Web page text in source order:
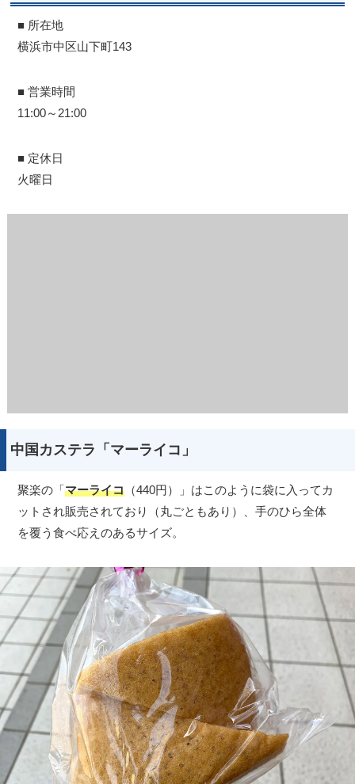
■ 所在地
横浜市中区山下町143
■ 営業時間
11:00～21:00
■ 定休日
火曜日
中国カステラ「マーライコ」
聚楽の「マーライコ （440円）」はこのように袋に入ってカ
ットされ販売されており（丸ごともあり）、手のひら全体
を覆う食べ応えのあるサイズ。